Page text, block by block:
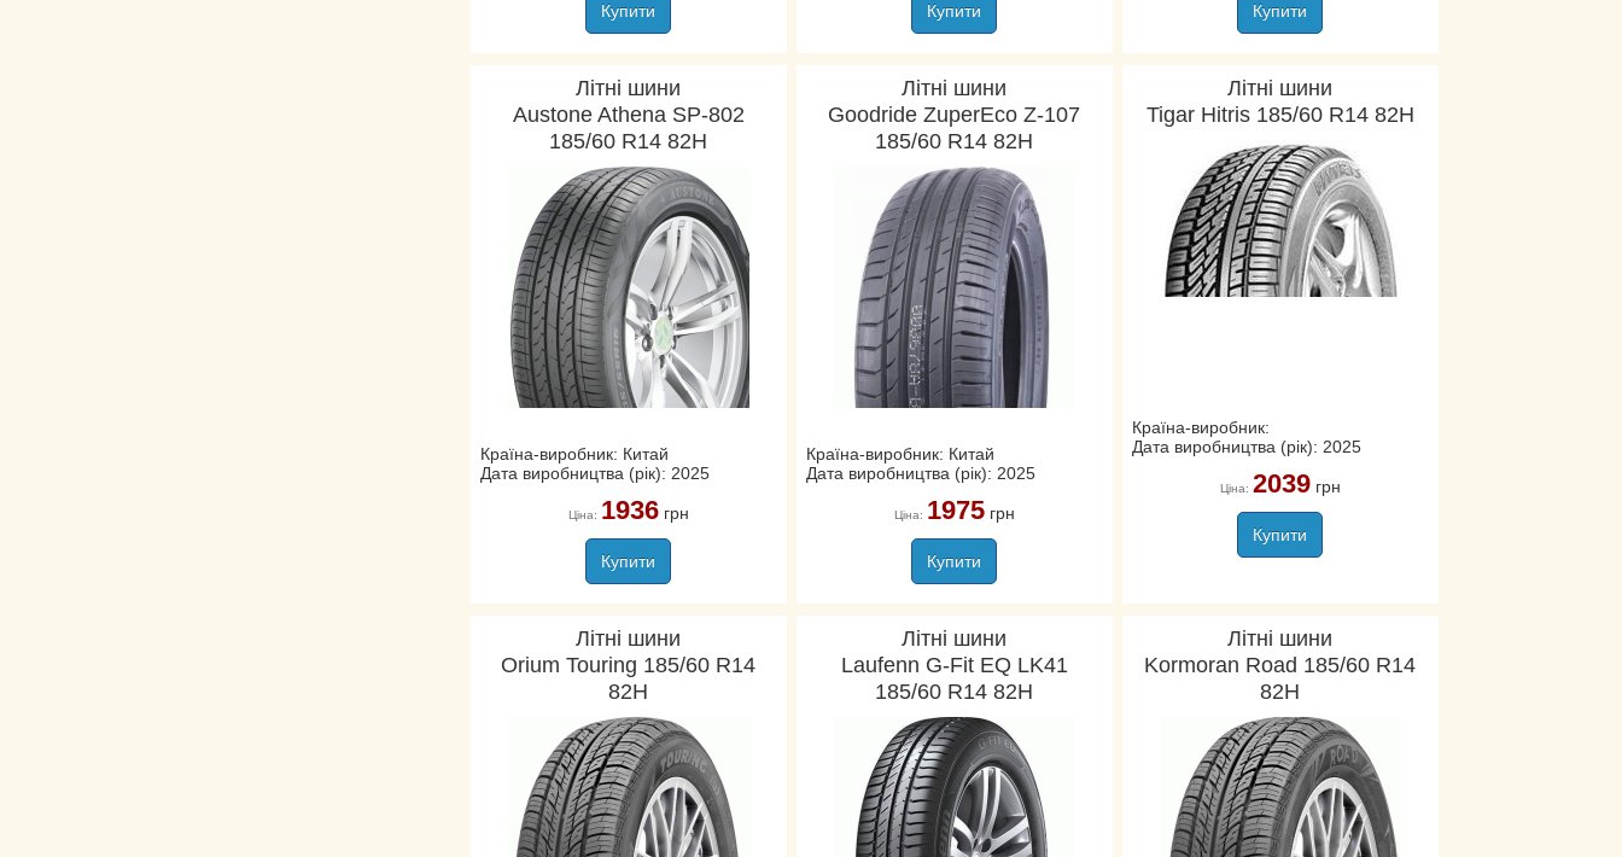
Купити Купити Купити
Літні шини
Austone Athena SP-802
185/60 R14 82H
Країна-виробник: Китай
Дата виробництва (рік): 2025
Ціна: 1936грн
Купити
Літні шини
Goodride ZuperEco Z-107
185/60 R14 82H
Країна-виробник: Китай
Дата виробництва (рік): 2025
Ціна: 1975грн
Купити
Літні шини
Tigar Hitris 185/60 R14 82H
Країна-виробник:
Дата виробництва (рік): 2025
Ціна: 2039грн
Купити
Літні шини
Orium Touring 185/60 R14
82H
Літні шини
Laufenn G-Fit EQ LK41
185/60 R14 82H
Літні шини
Kormoran Road 185/60 R14
82H